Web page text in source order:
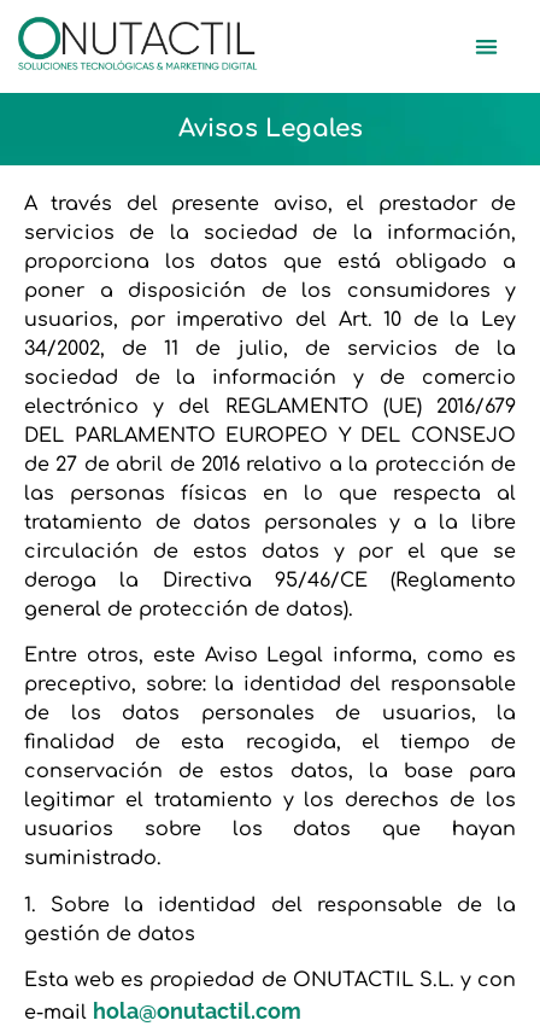
Avisos Legales
A través del presente aviso, el prestador de
servicios de la sociedad de la información,
proporciona los datos que está obligado a
poner a disposición de los consumidores y
usuarios, por imperativo del Art. 10 de la Ley
34/2002, de 11 de julio, de servicios de la
sociedad de la información y de comercio
electrónico y del REGLAMENTO (UE) 2016/679
DEL PARLAMENTO EUROPEO Y DEL CONSEJO
de 27 de abril de 2016 relativo a la protección de
las personas físicas en lo que respecta al
tratamiento de datos personales y a la libre
circulación de estos datos y por el que se
deroga la Directiva 95/46/CE (Reglamento
general de protección de datos).
Entre otros, este Aviso Legal informa, como es
preceptivo, sobre: la identidad del responsable
de los datos personales de usuarios, la
finalidad de esta recogida, el tiempo de
conservación de estos datos, la base para
legitimar el tratamiento y los derechos de los
usuarios sobre los datos que hayan
suministrado.
1. Sobre la identidad del responsable de la
gestión de datos
Esta web es propiedad de ONUTACTIL S.L. y con
e-mail hola@onutactil.com